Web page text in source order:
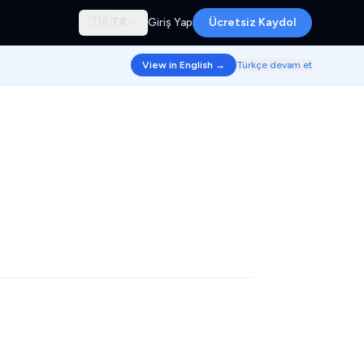
🇹🇷 TR Giriş Yap Ücretsiz Kaydol
View in English → Türkçe devam et